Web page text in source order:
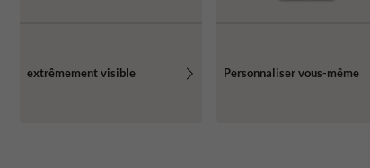
extrêmement visible Personnaliser vous-même